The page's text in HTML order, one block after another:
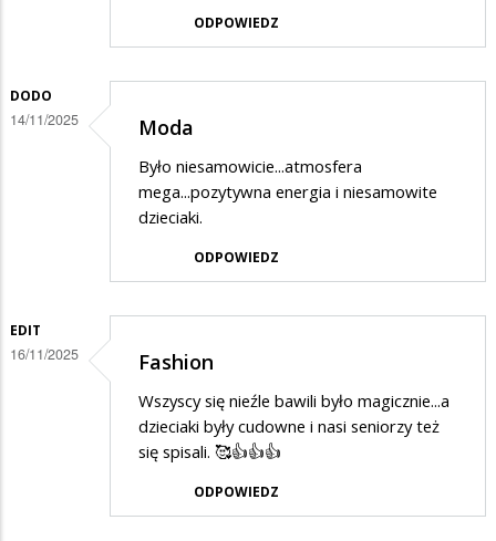
ODPOWIEDZ
DODO
14/11/2025 Moda
Było niesamowicie...atmosfera
mega...pozytywna energia i niesamowite
dzieciaki.
ODPOWIEDZ
EDIT
16/11/2025 Fashion
Wszyscy się nieźle bawili było magicznie...a
dzieciaki były cudowne i nasi seniorzy też
się spisali. 🥰👍👍👍
ODPOWIEDZ